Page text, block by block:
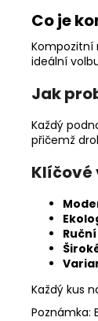
Co je
Kompozitní
ideální
Jak
Každý
přičemž
Klíčové
Každý kus
Poznámka: